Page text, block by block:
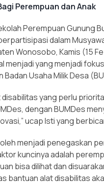
Perempuan dan Anak
Perempuan Gunung
dalam
Wonosobo, Kamis (15
menjadi yang menjadi
Usaha Milik Desa
disabilitas yang perlu
dengan BUMDes
ucap Isti yang
menjadi penegaskan
kuncinya adalah
bisa dilihat dan
bantuan alat disabilitas